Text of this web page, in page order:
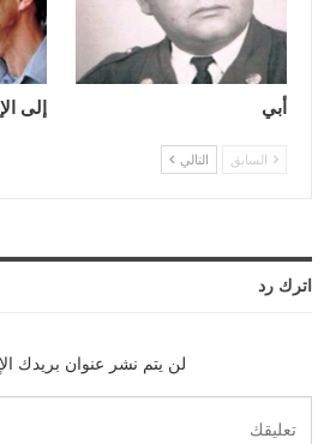
أبي إلى
السابق التالي
اترك رد
لن يتم نشر عنوان بريدك